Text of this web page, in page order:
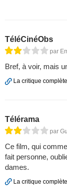
TéléCinéObs
par
Bref, à voir, mais
La critique
Télérama
par
Ce film, qui
fait personne,
dames.
La critique